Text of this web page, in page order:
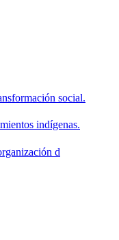
social.
indígenas.
d